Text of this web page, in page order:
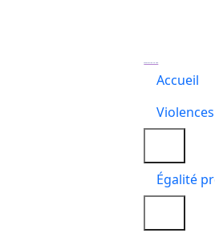
Association Le Cap
Accueil
Égalité